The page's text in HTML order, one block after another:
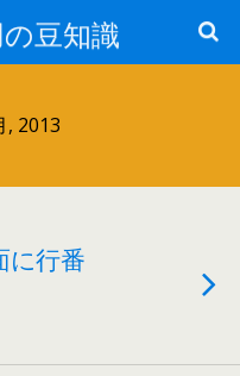
豆知識
, 2013
に行番